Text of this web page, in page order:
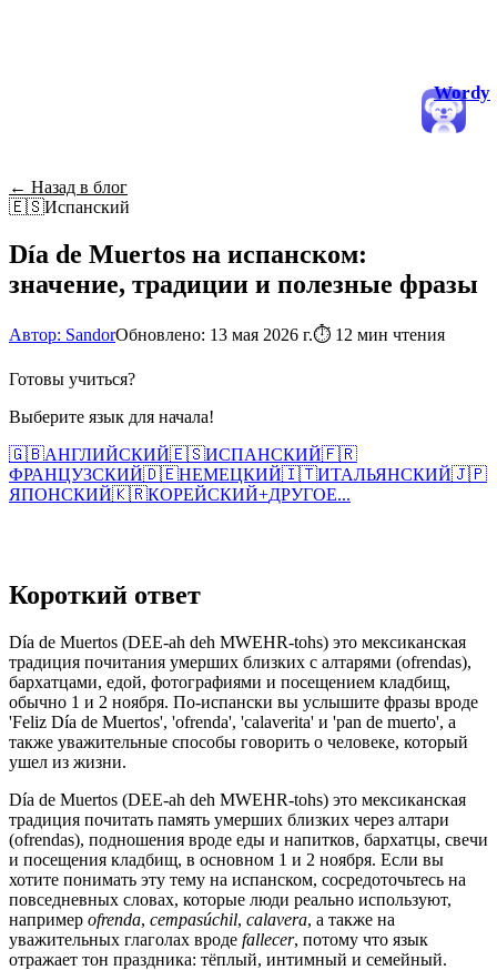
Wordy
← Назад в блог
🇪🇸Испанский
Día de Muertos на испанском:
значение, традиции и полезные фразы
Автор: SandorОбновлено: 13 мая 2026 г.⏱ 12 мин чтения
Готовы учиться?
Выберите язык для начала!
🇬🇧АНГЛИЙСКИЙ🇪🇸ИСПАНСКИЙ🇫🇷
ФРАНЦУЗСКИЙ🇩🇪НЕМЕЦКИЙ🇮🇹ИТАЛЬЯНСКИЙ🇯🇵
ЯПОНСКИЙ🇰🇷КОРЕЙСКИЙ+ДРУГОЕ...
Короткий ответ
Día de Muertos (DEE-ah deh MWEHR-tohs) это мексиканская
традиция почитания умерших близких с алтарями (ofrendas),
бархатцами, едой, фотографиями и посещением кладбищ,
обычно 1 и 2 ноября. По-испански вы услышите фразы вроде
'Feliz Día de Muertos', 'ofrenda', 'calaverita' и 'pan de muerto', а
также уважительные способы говорить о человеке, который
ушел из жизни.
Día de Muertos (DEE-ah deh MWEHR-tohs) это мексиканская
традиция почитать память умерших близких через алтари
(ofrendas), подношения вроде еды и напитков, бархатцы, свечи
и посещения кладбищ, в основном 1 и 2 ноября. Если вы
хотите понимать эту тему на испанском, сосредоточьтесь на
повседневных словах, которые люди реально используют,
например ofrenda, cempasúchil, calavera, а также на
уважительных глаголах вроде fallecer, потому что язык
отражает тон праздника: тёплый, интимный и семейный.